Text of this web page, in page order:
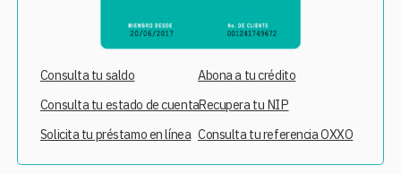
Consulta tu saldo
Consulta tu estado de cuenta
Solicita tu préstamo en línea
Abona a tu crédito
Recupera tu NIP
Consulta tu referencia OXXO